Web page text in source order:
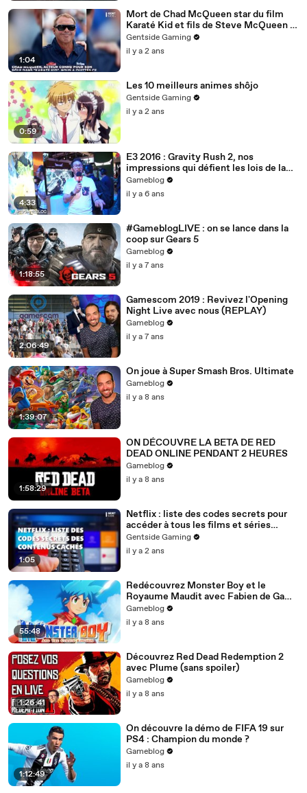
1:04
Mort de Chad McQueen star du film
Karaté Kid et fils de Steve McQueen à
63 ans, les causes révélées
Gentside Gaming
il y a 2 ans
0:59
Les 10 meilleurs animes shôjo
Gentside Gaming
il y a 2 ans
4:33
E3 2016 : Gravity Rush 2, nos
impressions qui défient les lois de la
gravité
Gameblog
il y a 6 ans
1:18:55
#GameblogLIVE : on se lance dans la
coop sur Gears 5
Gameblog
il y a 7 ans
2:06:49
Gamescom 2019 : Revivez l'Opening
Night Live avec nous (REPLAY)
Gameblog
il y a 7 ans
1:39:07
On joue à Super Smash Bros. Ultimate
Gameblog
il y a 8 ans
1:58:29
ON DÉCOUVRE LA BETA DE RED
DEAD ONLINE PENDANT 2 HEURES
Gameblog
il y a 8 ans
1:05
Netflix : liste des codes secrets pour
accéder à tous les films et séries
cachés
Gentside Gaming
il y a 2 ans
55:48
Redécouvrez Monster Boy et le
Royaume Maudit avec Fabien de Game
Atelier
Gameblog
il y a 8 ans
1:26:41
Découvrez Red Dead Redemption 2
avec Plume (sans spoiler)
Gameblog
il y a 8 ans
1:12:49
On découvre la démo de FIFA 19 sur
PS4 : Champion du monde ?
Gameblog
il y a 8 ans